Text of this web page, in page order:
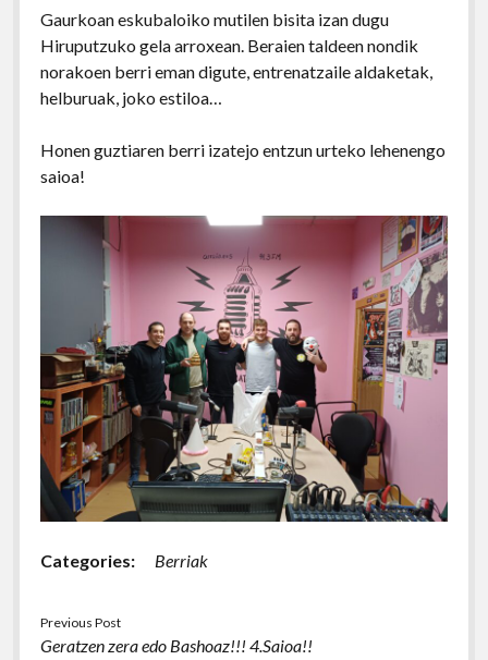
Gaurkoan eskubaloiko mutilen bisita izan dugu
Hiruputzuko gela arroxean. Beraien taldeen nondik
norakoen berri eman digute, entrenatzaile aldaketak,
helburuak, joko estiloa…
Honen guztiaren berri izatejo entzun urteko lehenengo
saioa!
Categories: Berriak
Previous Post
Geratzen zera edo Bashoaz!!! 4.Saioa!!